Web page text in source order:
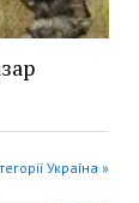
Україна »